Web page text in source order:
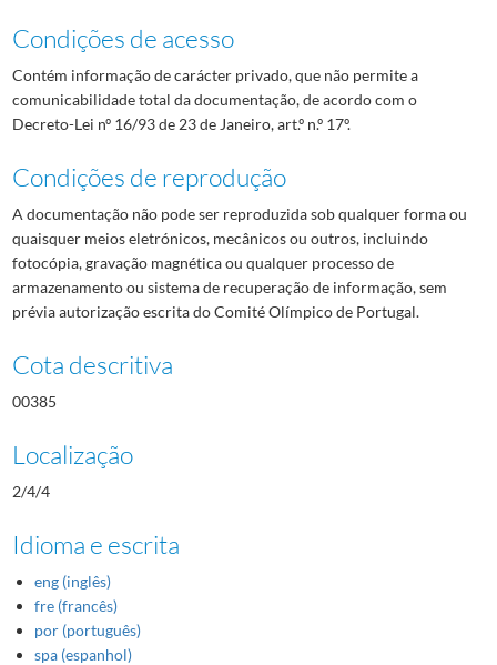
Condições de acesso
Contém informação de carácter privado, que não permite a
comunicabilidade total da documentação, de acordo com o
Decreto-Lei nº 16/93 de 23 de Janeiro, art.º n.º 17º.
Condições de reprodução
A documentação não pode ser reproduzida sob qualquer forma ou
quaisquer meios eletrónicos, mecânicos ou outros, incluindo
fotocópia, gravação magnética ou qualquer processo de
armazenamento ou sistema de recuperação de informação, sem
prévia autorização escrita do Comité Olímpico de Portugal.
Cota descritiva
00385
Localização
2/4/4
Idioma e escrita
eng (inglês)
fre (francês)
por (português)
spa (espanhol)